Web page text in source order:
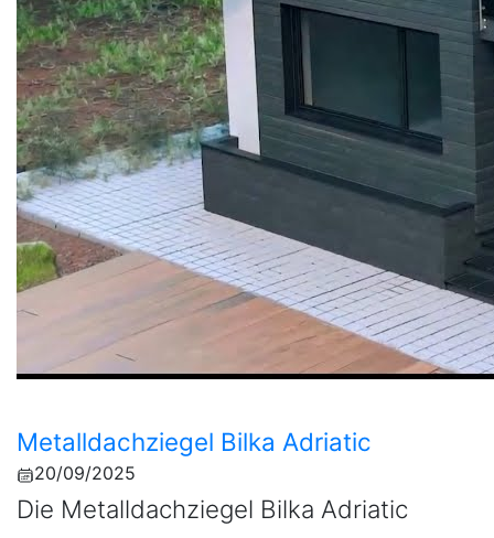
Metalldachziegel Bilka Adriatic
20/09/2025
Die Metalldachziegel Bilka Adriatic